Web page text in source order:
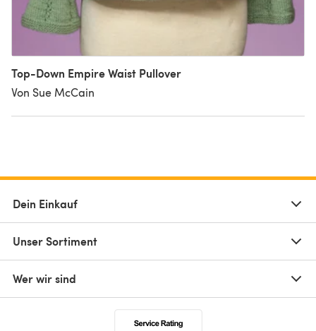
Top-Down Empire Waist Pullover
Von Sue McCain
Dein Einkauf
Unser Sortiment
Wer wir sind